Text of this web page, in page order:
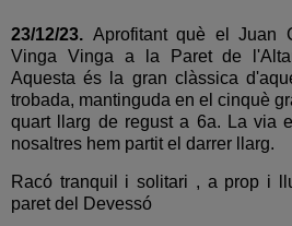
23/12/23. Aprofitant què el Juan
Vinga Vinga a la Paret de
Aquesta és la gran clàssica
trobada, mantinguda en el cinquè
quart llarg de regust a 6a. La via
nosaltres hem partit el darrer llarg.
Racó tranquil i solitari , a prop i
paret del Devessó